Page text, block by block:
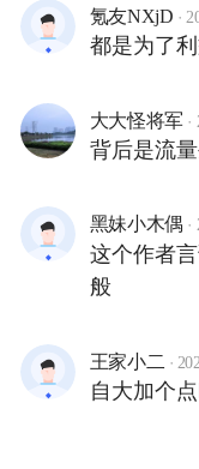
氪友NXjD ·
都是为了
大大怪将军 ·
背后是流量
黑妹小木偶 ·
这个作者
般
王家小二 ·
自大加个